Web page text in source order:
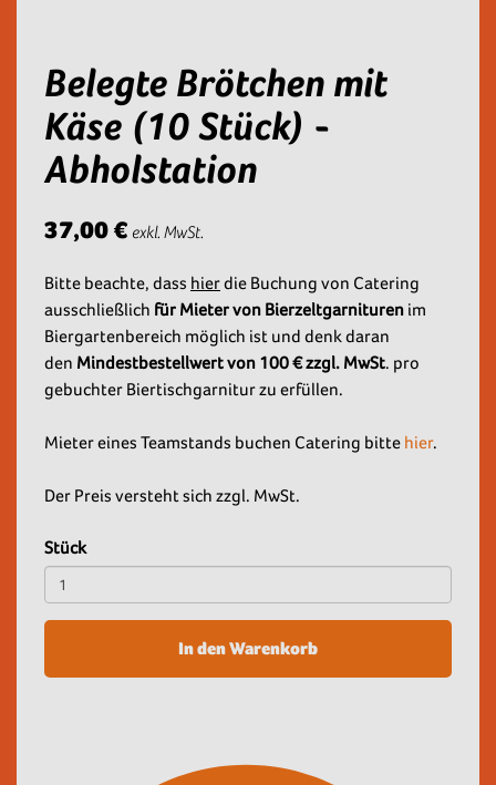
Belegte Brötchen mit
Käse (10 Stück) -
Abholstation
37,00 € exkl. MwSt.
Bitte beachte, dass hierdie Buchung von Catering
ausschließlich für Mieter von Bierzeltgarnituren im
Biergartenbereich möglich ist und denk daran
den Mindestbestellwert von 100 € zzgl. MwSt. pro
gebuchter Biertischgarnitur zu erfüllen.
Mieter eines Teamstands buchen Catering bitte hier.
Der Preis versteht sich zzgl. MwSt.
Stück
In den Warenkorb